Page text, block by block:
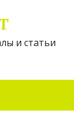
и статьи